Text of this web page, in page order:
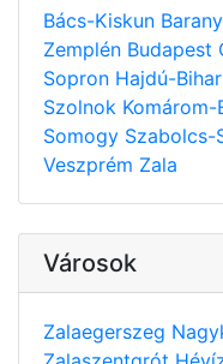
Bács-Kiskun
Zemplén Budapest
Sopron Hajdú-Bihar
Szolnok
Somogy Szabolcs-
Veszprém Zala
Városok
Zalaegerszeg